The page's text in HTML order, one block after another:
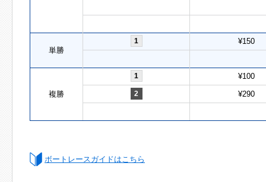
単勝
1 ¥150
複勝
1 ¥100
2 ¥290
ボートレースガイドはこちら